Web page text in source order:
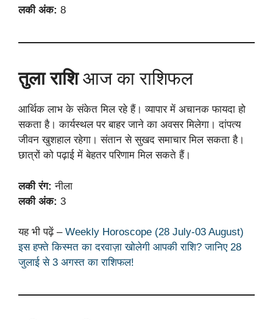
लकी अंक: 8
तुला राशिआज का राशिफल
आर्थिक लाभ के संकेत मिल रहे हैं। व्यापार में अचानक फायदा हो
सकता है। कार्यस्थल पर बाहर जाने का अवसर मिलेगा। दांपत्य
जीवन खुशहाल रहेगा। संतान से सुखद समाचार मिल सकता है।
छात्रों को पढ़ाई में बेहतर परिणाम मिल सकते हैं।
लकी रंग: नीला
लकी अंक: 3
यह भी पढ़ें – Weekly Horoscope (28 July-03 August)
इस हफ्ते किस्मत का दरवाज़ा खोलेगी आपकी राशि? जानिए 28
जुलाई से 3 अगस्त का राशिफल!